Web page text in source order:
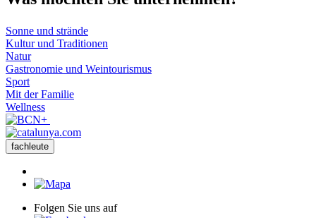
Sonne und strände
Kultur und Traditionen
Natur
Gastronomie und Weintourismus
Sport
Mit der Familie
Wellness
fachleute
Folgen Sie uns auf